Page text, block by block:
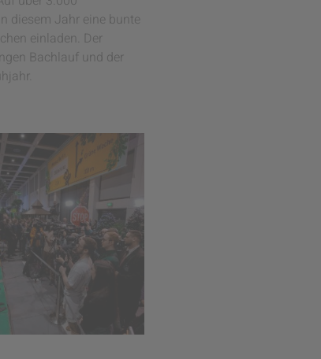
diesem Jahr eine bunte
einladen. Der
Bachlauf und der